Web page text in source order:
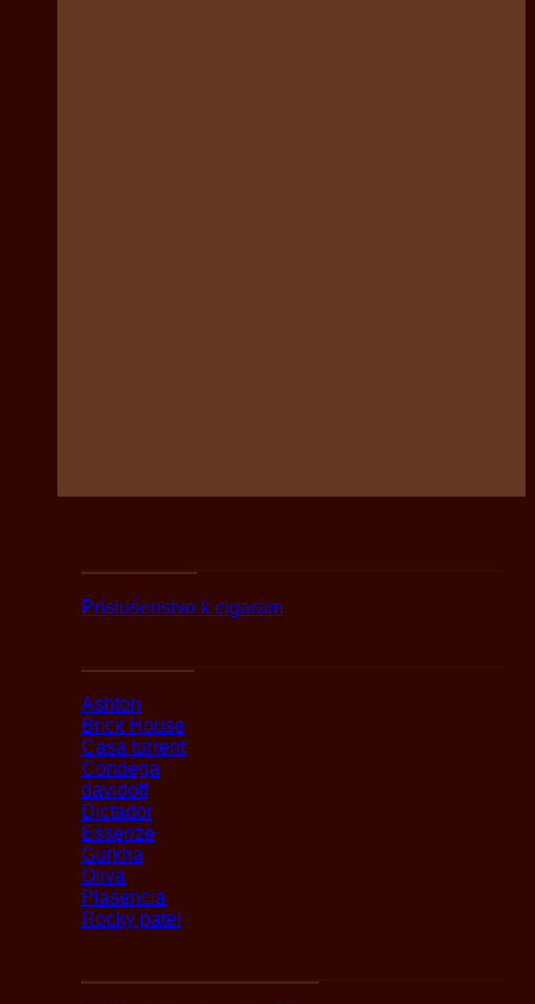
Príslušenstvo k cigarám
Ashton
Brick House
Casa turrent
Condega
davidoff
Dictador
Essenze
Gurkha
Oliva
Plasencia
Rocky patel